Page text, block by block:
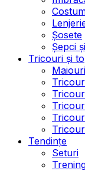
Șosete
Șepci
Tricouri și
Tendințe
Seturi